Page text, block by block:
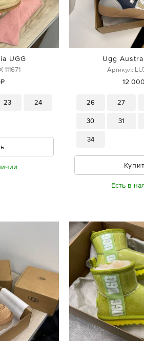
UGG
111671
23 24
Ugg
Артикул:
12
26 27
30 31
34
Есть в